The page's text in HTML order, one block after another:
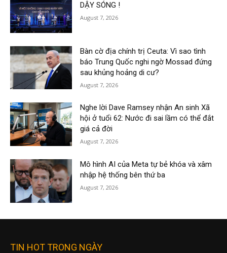
DẬY SÓNG !
August 7, 2026
Bàn cờ địa chính trị Ceuta: Vì sao tình
báo Trung Quốc nghi ngờ Mossad đứng
sau khủng hoảng di cư?
August 7, 2026
Nghe lời Dave Ramsey nhận An sinh Xã
hội ở tuổi 62: Nước đi sai lầm có thể đắt
giá cả đời
August 7, 2026
Mô hình AI của Meta tự bẻ khóa và xâm
nhập hệ thống bên thứ ba
August 7, 2026
TIN HOT TRONG NGÀY